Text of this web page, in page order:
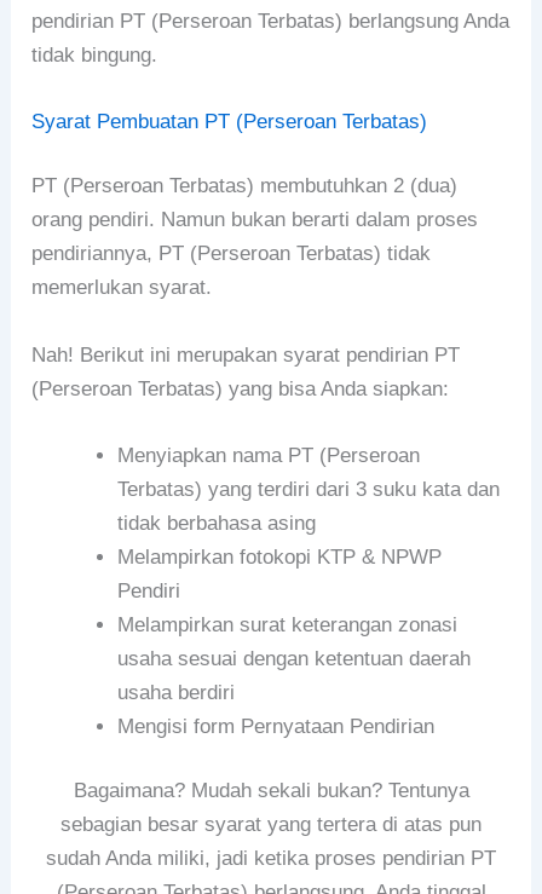
pendirian PT (Perseroan Terbatas) berlangsung Anda
tidak bingung.
Syarat Pembuatan PT (Perseroan Terbatas)
PT (Perseroan Terbatas) membutuhkan 2 (dua)
orang pendiri. Namun bukan berarti dalam proses
pendiriannya, PT (Perseroan Terbatas) tidak
memerlukan syarat.
Nah! Berikut ini merupakan syarat pendirian PT
(Perseroan Terbatas) yang bisa Anda siapkan:
Menyiapkan nama PT (Perseroan
Terbatas) yang terdiri dari 3 suku kata dan
tidak berbahasa asing
Melampirkan fotokopi KTP & NPWP
Pendiri
Melampirkan surat keterangan zonasi
usaha sesuai dengan ketentuan daerah
usaha berdiri
Mengisi form Pernyataan Pendirian
Bagaimana? Mudah sekali bukan? Tentunya
sebagian besar syarat yang tertera di atas pun
sudah Anda miliki, jadi ketika proses pendirian PT